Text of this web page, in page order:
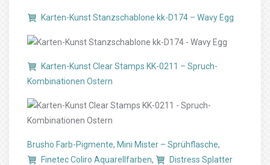
Karten-Kunst Stanzschablone kk-D174 – Wavy Egg
Karten-Kunst Clear Stamps KK-0211 – Spruch-
Kombinationen Ostern
Brusho Farb-Pigmente, Mini Mister – Sprühflasche,
Finetec Coliro Aquarellfarben,
Distress Splatter